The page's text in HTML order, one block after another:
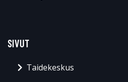
SIVUT
Taidekeskus